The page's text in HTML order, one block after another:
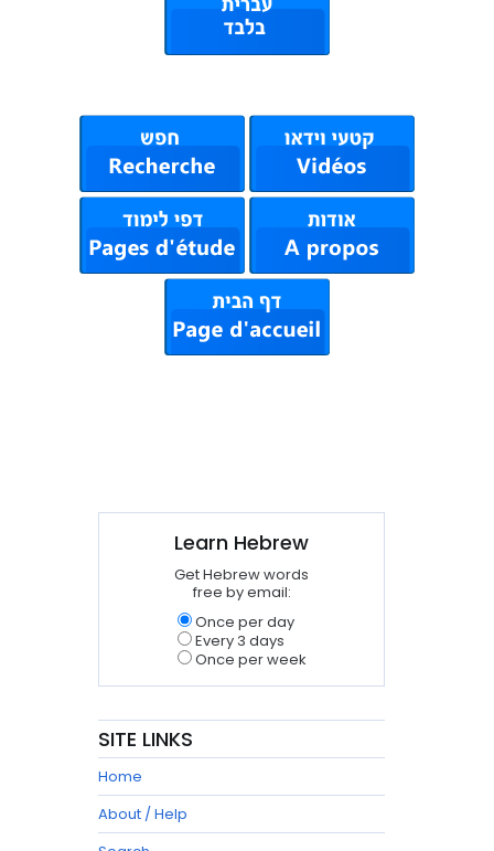
Learn Hebrew
Get Hebrew words
free by email:
Once per day
Every 3 days
Once per week
SITE LINKS
Home
About / Help